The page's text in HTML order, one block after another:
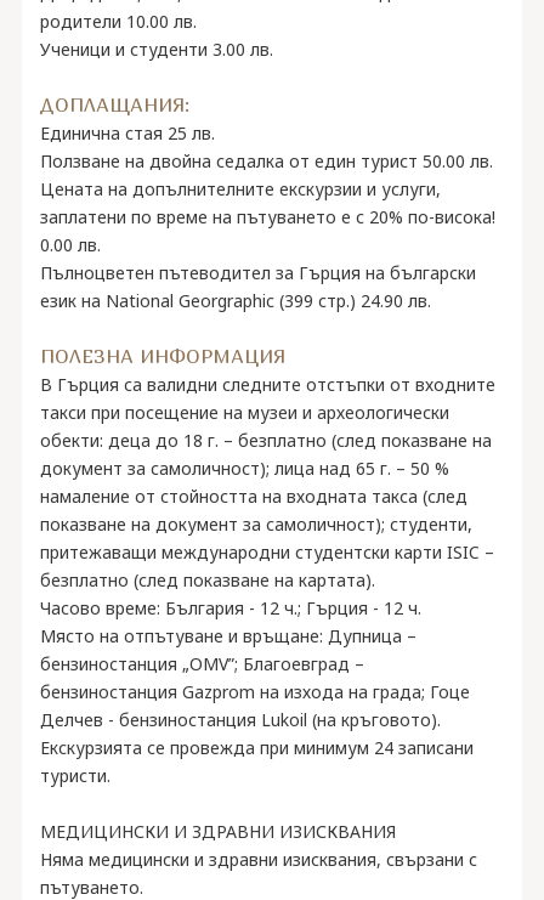
родители 10.00 лв.
Ученици и студенти 3.00 лв.
ДОПЛАЩАНИЯ:
Единична стая 25 лв.
Ползване на двойна седалка от един турист 50.00 лв.
Цената на допълнителните екскурзии и услуги,
заплатени по време на пътуването е с 20% по-висока!
0.00 лв.
Пълноцветен пътеводител за Гърция на български
език на National Georgraphic (399 стр.) 24.90 лв.
ПОЛЕЗНА ИНФОРМАЦИЯ
В Гърция са валидни следните отстъпки от входните
такси при посещение на музеи и археологически
обекти: деца до 18 г. – безплатно (след показване на
документ за самоличност); лица над 65 г. – 50 %
намаление от стойността на входната такса (след
показване на документ за самоличност); студенти,
притежаващи международни студентски карти ISIC –
безплатно (след показване на картата).
Часово време: България - 12 ч.; Гърция - 12 ч.
Място на отпътуване и връщане: Дупница –
бензиностанция „OMV”; Благоевград –
бензиностанция Gazprom на изхода на града; Гоце
Делчев - бензиностанция Lukoil (на кръговото).
Екскурзията се провежда при минимум 24 записани
туристи.
МЕДИЦИНСКИ И ЗДРАВНИ ИЗИСКВАНИЯ
Няма медицински и здравни изисквания, свързани с
пътуването.